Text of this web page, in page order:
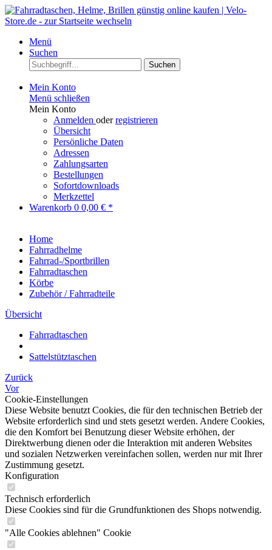
Menü
Suchen
Suchen
Mein Konto
Menü schließen
Mein Konto
Anmelden oderregistrieren
Übersicht
Persönliche Daten
Adressen
Zahlungsarten
Bestellungen
Sofortdownloads
Merkzettel
Warenkorb 0 0,00 € *
Home
Fahrradhelme
Fahrrad-/Sportbrillen
Fahrradtaschen
Körbe
Zubehör / Fahrradteile
Übersicht
Fahrradtaschen
Sattelstütztaschen
Zurück
Vor
Cookie-Einstellungen
Diese Website benutzt Cookies, die für den technischen Betrieb der
Website erforderlich sind und stets gesetzt werden. Andere Cookies,
die den Komfort bei Benutzung dieser Website erhöhen, der
Direktwerbung dienen oder die Interaktion mit anderen Websites
und sozialen Netzwerken vereinfachen sollen, werden nur mit Ihrer
Zustimmung gesetzt.
Konfiguration
Technisch erforderlich
Diese Cookies sind für die Grundfunktionen des Shops notwendig.
"Alle Cookies ablehnen" Cookie